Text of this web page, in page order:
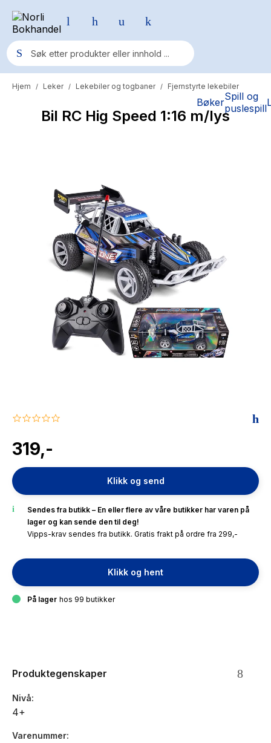
BøkerSpill og
puslespill
Populære søk
Pokemon
Elizabeth Strout
Hypopressiv trening
The Housemaid
Hjem / Leker / Lekebiler og togbaner / Fjernstyrte lekebiler
Bil RC Hig Speed 1:16 m/lys
0.0
rating
319,-
Klikk og send
Sendes fra butikk – En eller flere av våre butikker har varen på
lager og kan sende den til deg!
Vipps-krav sendes fra butikk. Gratis frakt på ordre fra 299,-
Klikk og hent
På lager hos 99 butikker
Produktegenskaper
Nivå
4+
Varenummer